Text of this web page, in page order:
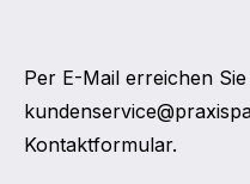
Per E-Mail erreichen
Kontaktformular.